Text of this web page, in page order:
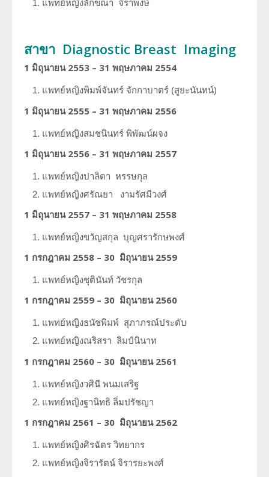
แพทย์หญิงลักขณา จิราพงษ์
สาขา Diagnostic Breast Imaging
1 มิถุนายน 2553 – 31 พฤษภาคม 2554
แพทย์หญิงพิมพ์จันทร์ จักกาบาตร์ (สูยะนันทน์)
1 มิถุนายน 2555 – 31 พฤษภาคม 2556
แพทย์หญิงสมชนินทร์ พิพัฒน์ผจง
1 มิถุนายน 2556 – 31 พฤษภาคม 2557
แพทย์หญิงปาลิตา หรรษกุล
แพทย์หญิงศรัณยา งามรัศมีวงศ์
1 มิถุนายน 2557 – 31 พฤษภาคม 2558
แพทย์หญิงขวัญสกุล บุญศรารักษพงศ์
1 กรกฎาคม 2558 – 30 มิถุนายน 2559
แพทย์หญิงชุตินันท์ วัชรกุล
1 กรกฎาคม 2559 – 30 มิถุนายน 2560
แพทย์หญิงธนัชพิมพ์ สุภาภรณ์ประดับ
แพทย์หญิงณริสรา ลิมป์นินาท
1 กรกฎาคม 2560 – 30 มิถุนายน 2561
แพทย์หญิงวศินี พนมเสริฐ
แพทย์หญิงฐานิทธิ ลิ่มปรัชญา
1 กรกฎาคม 2561 – 30 มิถุนายน 2562
แพทย์หญิงศิรฉัตร วิทยากร
แพทย์หญิงจิรารัตน์ จิรารยะพงศ์